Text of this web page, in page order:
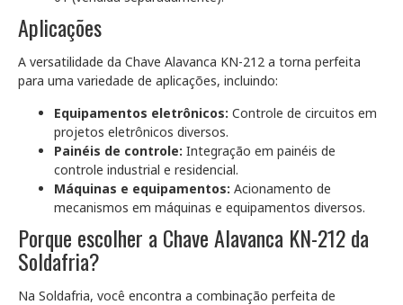
Aplicações
A versatilidade da Chave Alavanca KN-212 a torna perfeita
para uma variedade de aplicações, incluindo:
Equipamentos eletrônicos: Controle de circuitos em
projetos eletrônicos diversos.
Painéis de controle: Integração em painéis de
controle industrial e residencial.
Máquinas e equipamentos: Acionamento de
mecanismos em máquinas e equipamentos diversos.
Porque escolher a Chave Alavanca KN-212 da
Soldafria?
Na Soldafria, você encontra a combinação perfeita de